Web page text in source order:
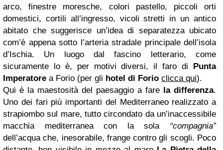
arco, finestre moresche, colori pastello, piccoli orti
domestici, cortili all’ingresso, vicoli stretti in un antico
abitato che suggerisce un’idea di separatezza ubicato
com’è appena sotto l’arteria stradale principale dell’isola
d’Ischia. Un luogo dal fascino letterario, come
sicuramente lo è, per motivi diversi, il faro di Punta
Imperatore a Forio (per gli hotel di Forio clicca qui).
Qui è la maestosità del paesaggio a fare la differenza.
Uno dei fari più importanti del Mediterraneo realizzato a
strapiombo sul mare, tutto circondato da un’inaccessibile
macchia mediterranea con la sola “compagnia”
dell’acqua che, inesorabile, frange contro gli scogli. Poco